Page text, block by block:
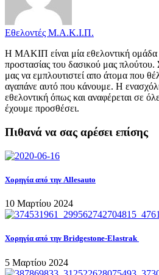
Εθελοντές Μ.Α.Κ.Ι.Π.
Η ΜΑΚΙΠ είναι μία εθελοντική ομάδα
προστασίας του δασικού μας πλούτου.
μας να εμπλουτιστεί απο άτομα που
αγαπάνε αυτό που κάνουμε. Η
εθελοντική όπως και αναφέρεται σε
έχουμε προσθέσει.
Πιθανά να σας αρέσει επίσης
Χορηγία από την Allesauto
10 Μαρτίου 2024
Χορηγία από την Bridgestone-Elastrak
5 Μαρτίου 2024